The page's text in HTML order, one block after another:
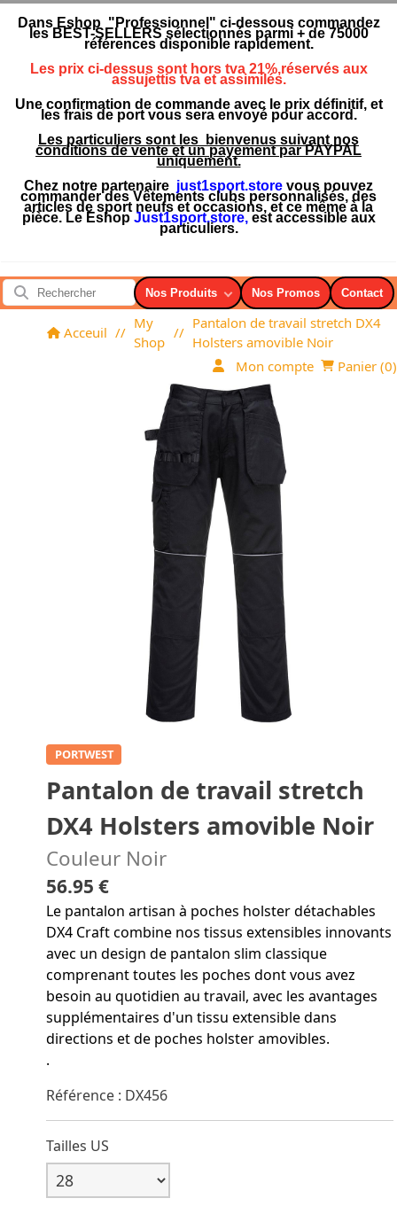
Dans Eshop "Professionnel" ci-dessous commandez
les BEST-SELLERS sélectionnés parmi + de 75000
références disponible rapidement.
Les prix ci-dessus sont hors tva 21%,réservés aux
assujettis tva et assimilés.
Une confirmation de commande avec le prix définitif, et
les frais de port vous sera envoyé pour accord.
Les particuliers sont les bienvenus suivant nos
conditions de vente et un payement par PAYPAL
uniquement.
Chez notre partenaire just1sport.store vous pouvez
commander des Vêtements clubs personnalisés, des
articles de sport neufs et occasions, et ce même à la
pièce. Le Eshop Just1sport.store,est accessible aux
particuliers.
Nos Produits Nos Promos Contact
Acceuil //
My
Shop
//
Pantalon de travail stretch DX4
Holsters amovible Noir
Mon compte
Panier (0)
PORTWEST
Pantalon de travail stretch
DX4 Holsters amovible Noir
Couleur Noir
56.95 €
Le pantalon artisan à poches holster détachables
DX4 Craft combine nos tissus extensibles innovants
avec un design de pantalon slim classique
comprenant toutes les poches dont vous avez
besoin au quotidien au travail, avec les avantages
supplémentaires d'un tissu extensible dans
directions et de poches holster amovibles.
.
Référence : DX456
Tailles US